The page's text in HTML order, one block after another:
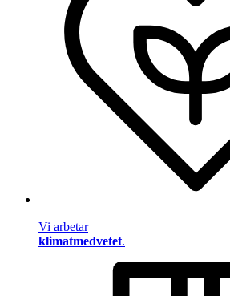
Vi arbetar
klimatmedvetet.